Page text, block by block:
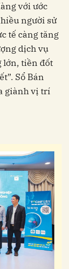
với ước
người sử
tế càng tăng
dịch vụ
lớn, tiền đốt
Sổ Bán
giành vị trí